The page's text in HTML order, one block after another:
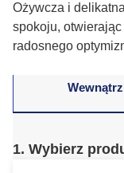
Ożywcza i
spokoju,
radosnego
Wewnątrz
1. Wybierz